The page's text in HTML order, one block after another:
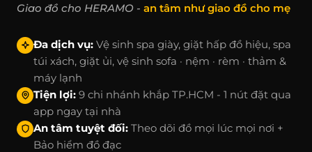
Giao đồ cho HERAMO - an tâm như giao đồ cho mẹ
Đa dịch vụ: Vệ sinh spa giày, giặt hấp đồ hiệu, spa
túi xách, giặt ủi, vệ sinh sofa · nệm · rèm · thảm &
máy lạnh
Tiện lợi: 9 chi nhánh khắp TP.HCM - 1 nút đặt qua
app ngay tại nhà
An tâm tuyệt đối: Theo dõi đồ mọi lúc mọi nơi +
Bảo hiểm đồ đạc